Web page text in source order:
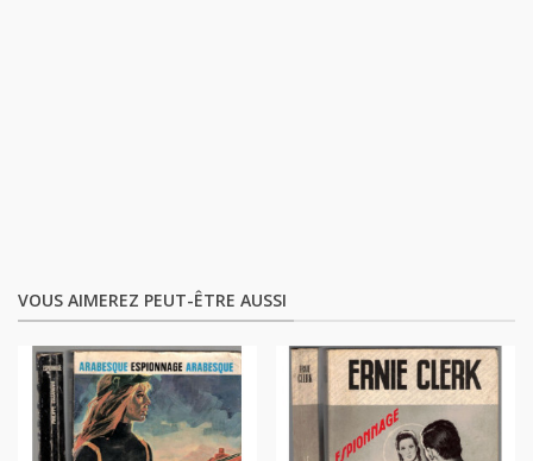
VOUS AIMEREZ PEUT-ÊTRE AUSSI